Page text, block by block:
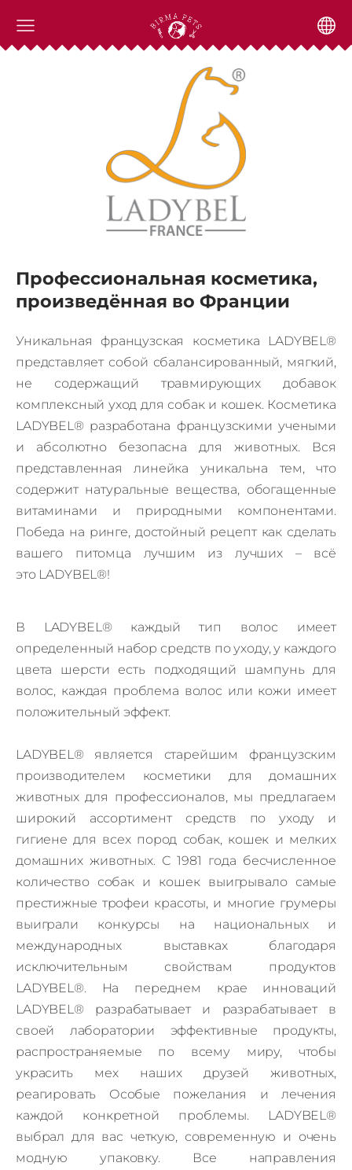
Профессиональная косметика,
произведённая во Франции
Уникальная французская косметика LADYBEL®
представляет собой сбалансированный, мягкий,
не содержащий травмирующих добавок
комплексный уход для собак и кошек. Косметика
LADYBEL® разработана французскими учеными
и абсолютно безопасна для животных. Вся
представленная линейка уникальна тем, что
содержит натуральные вещества, обогащенные
витаминами и природными компонентами.
Победа на ринге, достойный рецепт как сделать
вашего питомца лучшим из лучших – всё
это LADYBEL®!
В LADYBEL®каждый тип волос имеет
определенный набор средств по уходу, у каждого
цвета шерсти есть подходящий шампунь для
волос, каждая проблема волос или кожи имеет
положительный эффект.
LADYBEL®является старейшим французским
производителем косметики для домашних
животных для профессионалов, мы предлагаем
широкий ассортимент средств по уходу и
гигиене для всех пород собак, кошек и мелких
домашних животных. С 1981 года бесчисленное
количество собак и кошек выигрывало самые
престижные трофеи красоты, и многие грумеры
выиграли конкурсы на национальных и
международных выставках благодаря
исключительным свойствам продуктов
LADYBEL®. На переднем крае инноваций
LADYBEL® разрабатывает и разрабатывает в
своей лаборатории эффективные продукты,
распространяемые по всему миру, чтобы
украсить мех наших друзей животных,
реагировать Особые пожелания и лечения
каждой конкретной проблемы. LADYBEL®
выбрал для вас четкую, современную и очень
модную упаковку. Все направления